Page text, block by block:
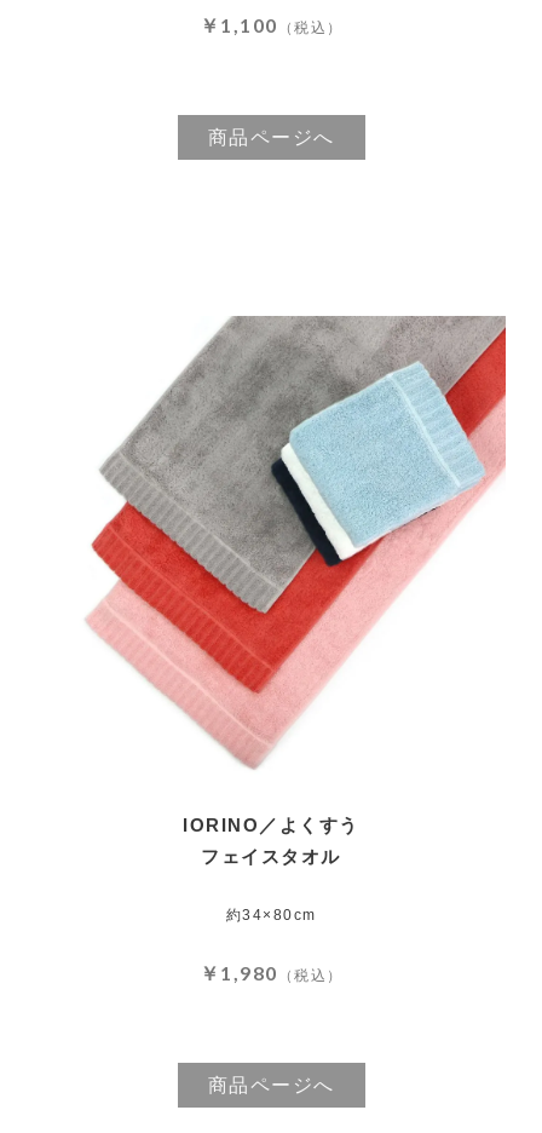
￥1,100 （税込）
商品ページへ
IORINO／よくすう
フェイスタオル
約34×80cm
￥1,980 （税込）
商品ページへ